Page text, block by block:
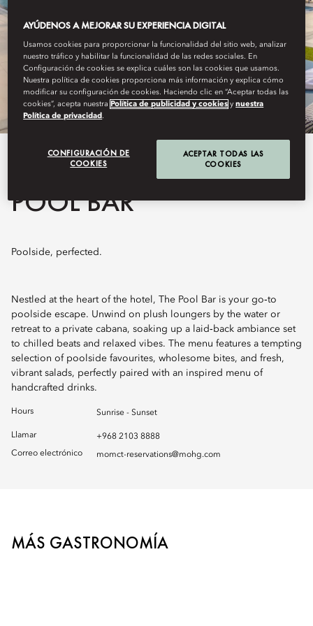
View All
POOL BAR
Poolside, perfected.
Nestled at the heart of the hotel, The Pool Bar is your go‑to
poolside escape. Unwind on plush loungers by the water or
retreat to a private cabana, soaking up a laid‑back ambiance set
to chilled beats and relaxed vibes. The menu features a tempting
selection of poolside favourites, wholesome bites, and fresh,
vibrant salads, perfectly paired with an inspired menu of
handcrafted drinks.
Hours Sunrise - Sunset
Llamar
+968 2103 8888
Correo electrónico
momct-reservations@mohg.com
MÁS GASTRONOMÍA
AYÚDENOS A MEJORAR SU EXPERIENCIA DIGITAL
Usamos cookies para proporcionar la funcionalidad del sitio web, analizar
nuestro tráfico y habilitar la funcionalidad de las redes sociales. En
Configuración de cookies se explica cuáles son las cookies que usamos.
Nuestra política de cookies proporciona más información y explica cómo
modificar su configuración de cookies. Haciendo clic en “Aceptar todas las
cookies”, acepta nuestraPolítica de publicidad y cookies ynuestra
Política de privacidad.
CONFIGURACIÓN DE
COOKIES
ACEPTAR TODAS LAS
COOKIES